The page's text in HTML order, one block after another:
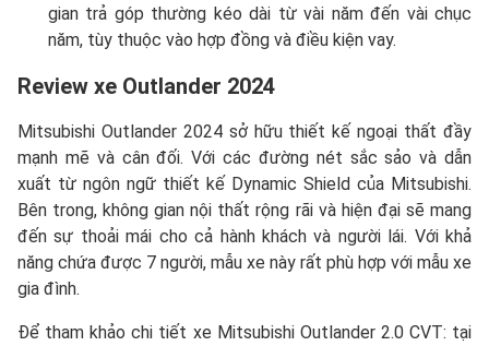
gian trả góp thường kéo dài từ vài năm đến vài chục
năm, tùy thuộc vào hợp đồng và điều kiện vay.
Review xe Outlander 2024
Mitsubishi Outlander 2024 sở hữu thiết kế ngoại thất đầy
mạnh mẽ và cân đối. Với các đường nét sắc sảo và dẫn
xuất từ ngôn ngữ thiết kế Dynamic Shield của Mitsubishi.
Bên trong, không gian nội thất rộng rãi và hiện đại sẽ mang
đến sự thoải mái cho cả hành khách và người lái. Với khả
năng chứa được 7 người, mẫu xe này rất phù hợp với mẫu xe
gia đình.
Để tham khảo chi tiết xe Mitsubishi Outlander 2.0 CVT: tại